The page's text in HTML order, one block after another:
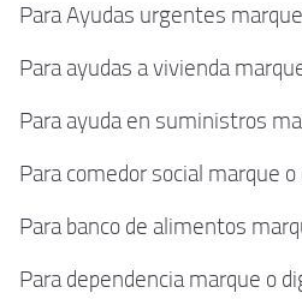
Para Ayudas urgentes
Para ayudas a vivienda
Para ayuda en suministros
Para comedor social marque o
Para banco de alimentos
Para dependencia marque o